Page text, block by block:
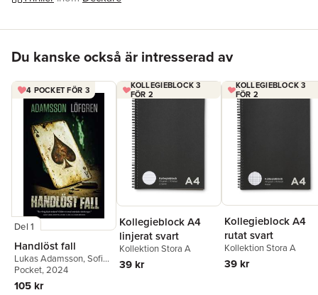
Du kanske också är intresserad av
4 POCKET FÖR 3
Del 1
Handlöst fall
Lukas Adamsson,Sofia
Löfgren
Pocket, 2024
105 kr
KOLLEGIEBLOCK 3
FÖR 2
Kollegieblock A4
linjerat svart
Kollektion Stora A
39 kr
KOLLEGIEBLOCK 3
FÖR 2
Kollegieblock A4
rutat svart
Kollektion Stora A
39 kr